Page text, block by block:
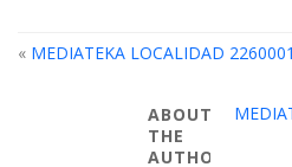
« MEDIATEKA LOCALIDAD 2260001
ABOUT
THE
AUTHOR